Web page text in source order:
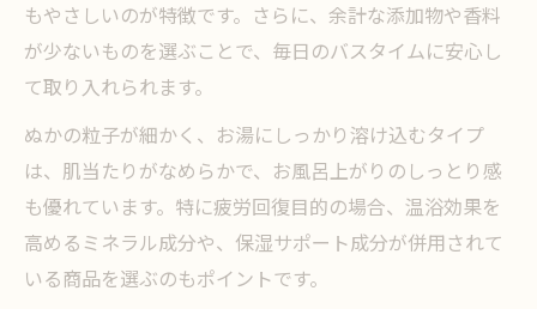
もやさしいのが特徴です。さらに、余計な添加物や香料
が少ないものを選ぶことで、毎日のバスタイムに安心し
て取り入れられます。
ぬかの粒子が細かく、お湯にしっかり溶け込むタイプ
は、肌当たりがなめらかで、お風呂上がりのしっとり感
も優れています。特に疲労回復目的の場合、温浴効果を
高めるミネラル成分や、保湿サポート成分が併用されて
いる商品を選ぶのもポイントです。